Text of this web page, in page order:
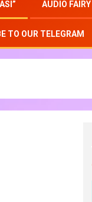
AUDIO
TO OUR TELEGRAM